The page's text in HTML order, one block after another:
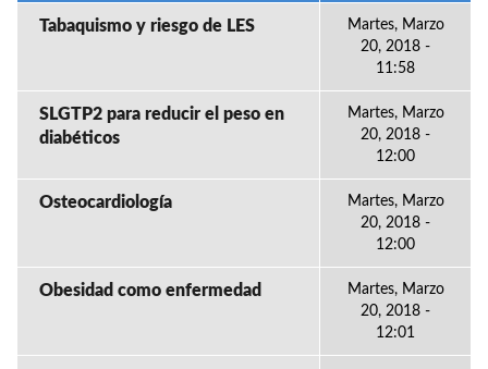
Tabaquismo y riesgo de LES
Martes, Marzo
20, 2018 -
11:58
SLGTP2 para reducir el peso en
diabéticos
Martes, Marzo
20, 2018 -
12:00
Osteocardiología
Martes, Marzo
20, 2018 -
12:00
Obesidad como enfermedad
Martes, Marzo
20, 2018 -
12:01